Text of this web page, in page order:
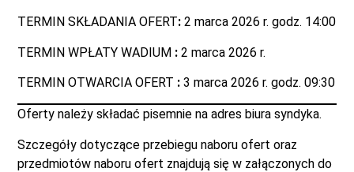
TERMIN SKŁADANIA OFERT: 2 marca 2026 r. godz. 14:00
TERMIN WPŁATY WADIUM :2 marca 2026 r.
TERMIN OTWARCIA OFERT : 3 marca 2026 r. godz. 09:30
Oferty należy składać pisemnie na adres biura syndyka.
Szczegóły dotyczące przebiegu naboru ofert oraz
przedmiotów naboru ofert znajdują się w załączonych do